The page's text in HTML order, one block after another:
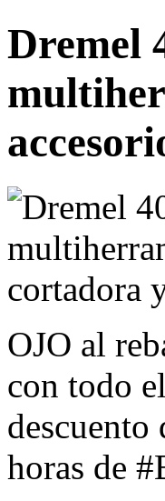
Dremel
OJO al
con todo
descuento
horas de